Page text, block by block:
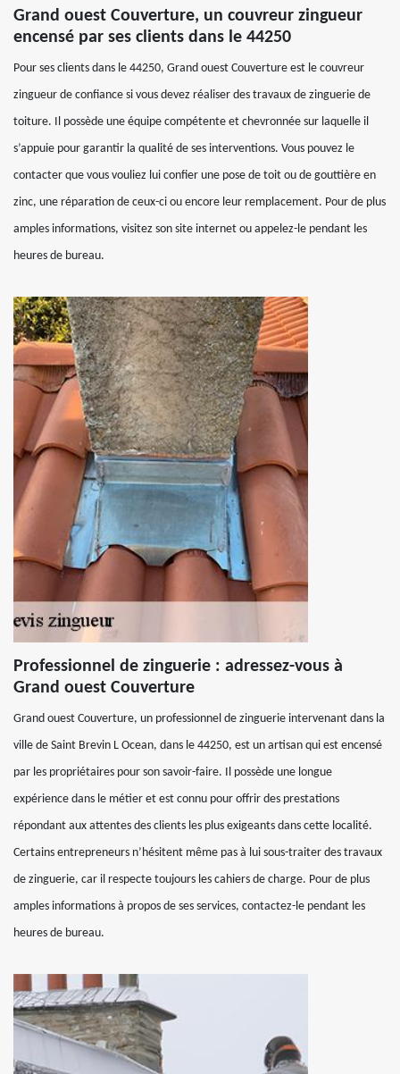
Grand ouest Couverture, un couvreur zingueur
encensé par ses clients dans le 44250
Pour ses clients dans le 44250, Grand ouest Couverture est le couvreur
zingueur de confiance si vous devez réaliser des travaux de zinguerie de
toiture. Il possède une équipe compétente et chevronnée sur laquelle il
s’appuie pour garantir la qualité de ses interventions. Vous pouvez le
contacter que vous vouliez lui confier une pose de toit ou de gouttière en
zinc, une réparation de ceux-ci ou encore leur remplacement. Pour de plus
amples informations, visitez son site internet ou appelez-le pendant les
heures de bureau.
Professionnel de zinguerie : adressez-vous à
Grand ouest Couverture
Grand ouest Couverture, un professionnel de zinguerie intervenant dans la
ville de Saint Brevin L Ocean, dans le 44250, est un artisan qui est encensé
par les propriétaires pour son savoir-faire. Il possède une longue
expérience dans le métier et est connu pour offrir des prestations
répondant aux attentes des clients les plus exigeants dans cette localité.
Certains entrepreneurs n’hésitent même pas à lui sous-traiter des travaux
de zinguerie, car il respecte toujours les cahiers de charge. Pour de plus
amples informations à propos de ses services, contactez-le pendant les
heures de bureau.